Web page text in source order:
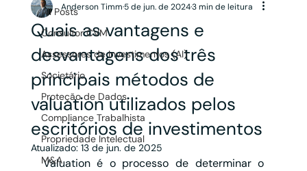
All Posts
Consultor CVM
Assessores de Investimentos (AI)
Societário
Proteção de Dados
Compliance Trabalhista
Propriedade Intelectual
M&A
Quais as vantagens e
desvantagens dos três
principais métodos de
valuation utilizados pelos
escritórios de investimentos
Anderson Timm5 de jun. de 20243 min de leitura
Atualizado: 13 de jun. de 2025
Valuation é o processo de determinar o